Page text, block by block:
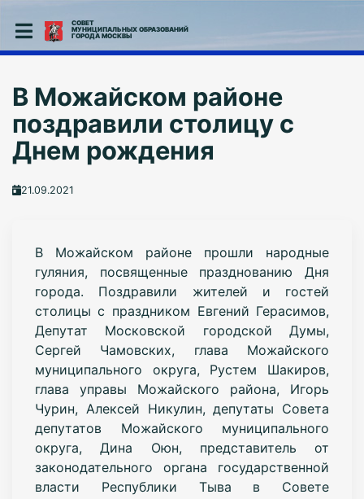
СОВЕТ
МУНИЦИПАЛЬНЫХ ОБРАЗОВАНИЙ
ГОРОДА МОСКВЫ
В Можайском районе
поздравили столицу с
Днем рождения
21.09.2021
В Можайском районе прошли народные
гуляния, посвященные празднованию Дня
города. Поздравили жителей и гостей
столицы с праздником Евгений Герасимов,
Депутат Московской городской Думы,
Сергей Чамовских, глава Можайского
муниципального округа, Рустем Шакиров,
глава управы Можайского района, Игорь
Чурин, Алексей Никулин, депутаты Совета
депутатов Можайского муниципального
округа, Дина Оюн, представитель от
законодательного органа государственной
власти Республики Тыва в Совете